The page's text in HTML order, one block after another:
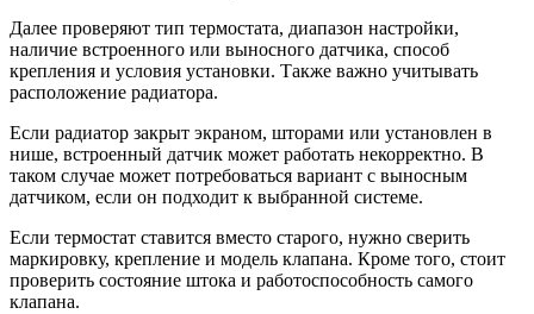
Далее проверяют тип термостата, диапазон настройки,
наличие встроенного или выносного датчика, способ
крепления и условия установки. Также важно учитывать
расположение радиатора.
Если радиатор закрыт экраном, шторами или установлен в
нише, встроенный датчик может работать некорректно. В
таком случае может потребоваться вариант с выносным
датчиком, если он подходит к выбранной системе.
Если термостат ставится вместо старого, нужно сверить
маркировку, крепление и модель клапана. Кроме того, стоит
проверить состояние штока и работоспособность самого
клапана.